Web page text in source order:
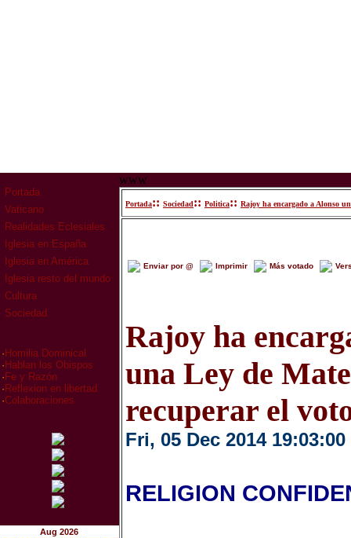
Portada
Vaticano
Realidades Eclesiales
Iglesia en España
Iglesia en América
Iglesia resto del mundo
Cultura
Sociedad
· Homilia Dominical
· Hablan los Obispos
· Fe y Razón
· Reflexion en libertad
·Colaboraciones
Aug 2026
www
Portada:: Sociedad:: Politica:: Rajoy ha encargado a Alonso
Enviar por @ Imprimir Más votado
Rajoy ha
una Ley de
recuperar el
Fri, 05 Dec 2014 19:03:00
RELIGION